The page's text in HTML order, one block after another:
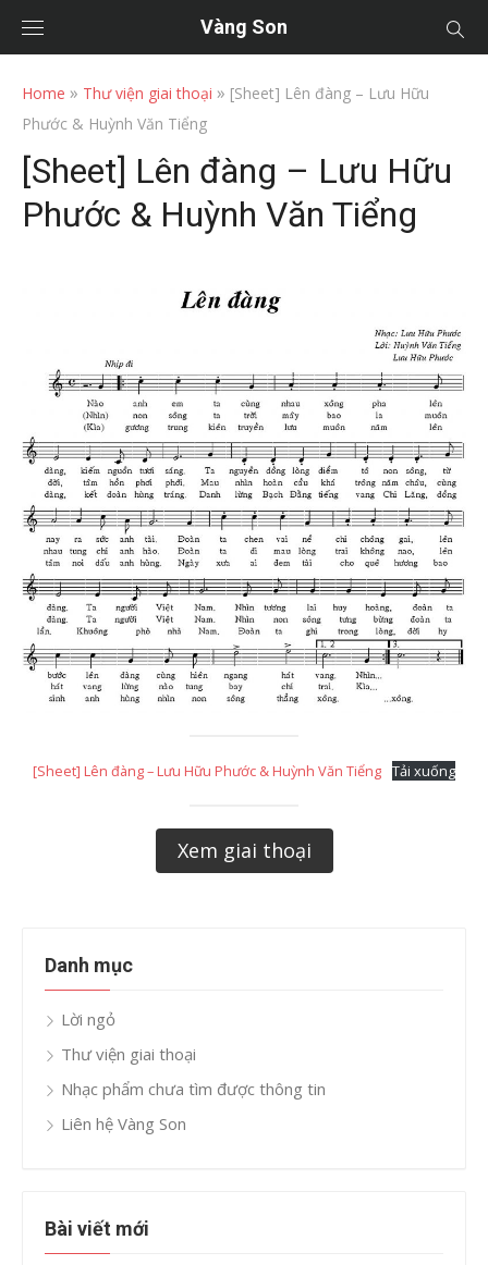
Vàng Son
Home » Thư viện giai thoại » [Sheet] Lên đàng – Lưu Hữu
Phước & Huỳnh Văn Tiểng
[Sheet] Lên đàng – Lưu Hữu
Phước & Huỳnh Văn Tiểng
[Sheet] Lên đàng – Lưu Hữu Phước & Huỳnh Văn Tiểng Tải xuống
Xem giai thoại
Danh mục
Lời ngỏ
Thư viện giai thoại
Nhạc phẩm chưa tìm được thông tin
Liên hệ Vàng Son
Bài viết mới